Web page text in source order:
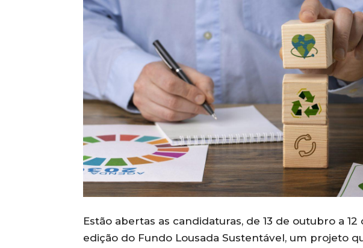
Estão abertas as candidaturas, de 13 de outubro a
edição do Fundo Lousada Sustentável, um projeto